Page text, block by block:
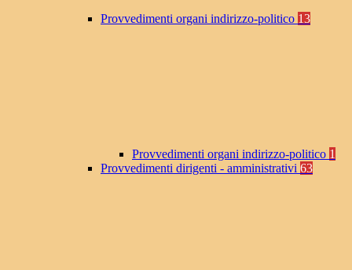
Provvedimenti organi indirizzo-politico 13
Provvedimenti organi indirizzo-politico 1
Provvedimenti dirigenti - amministrativi 63